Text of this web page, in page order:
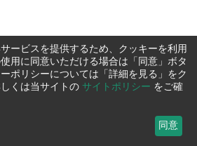
ービスを提供するため、クッキーを利用
用に同意いただける場合は「同意」ボタ
ポリシーについては「詳細を見る」をク
くは当サイトの サイトポリシー をご確
同意